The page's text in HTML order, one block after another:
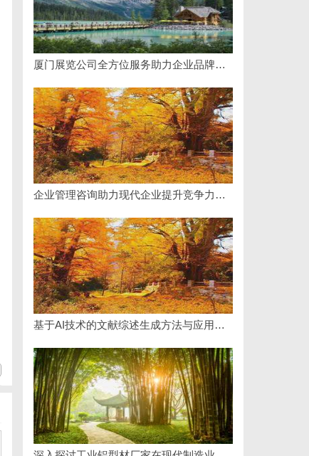
厦门展览公司全方位服务助力企业品牌打造与市场开拓
企业管理咨询助力现代企业提升竞争力的实践与策略
基于AI技术的文献综述生成方法与应用研究综述